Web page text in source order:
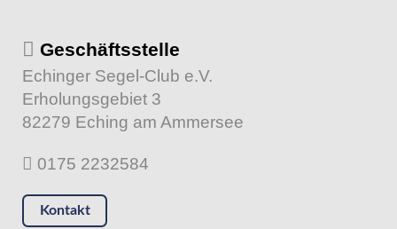
Geschäftsstelle
Echinger Segel-Club e.V.
Erholungsgebiet 3
82279 Eching am Ammersee
0175 2232584
Kontakt